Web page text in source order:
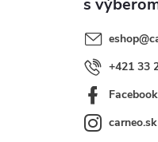
eshop@
+421 33
Facebook
carneo.sk